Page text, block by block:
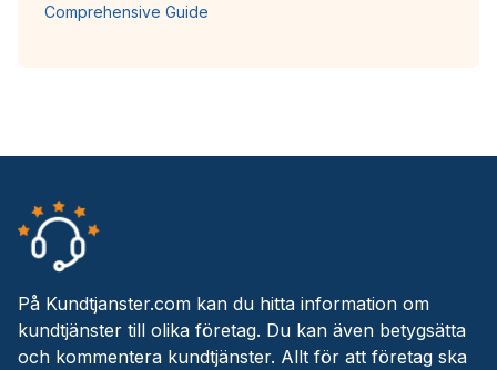
Comprehensive Guide
På Kundtjanster.com kan du hitta information om
kundtjänster till olika företag. Du kan även betygsätta
och kommentera kundtjänster. Allt för att företag ska